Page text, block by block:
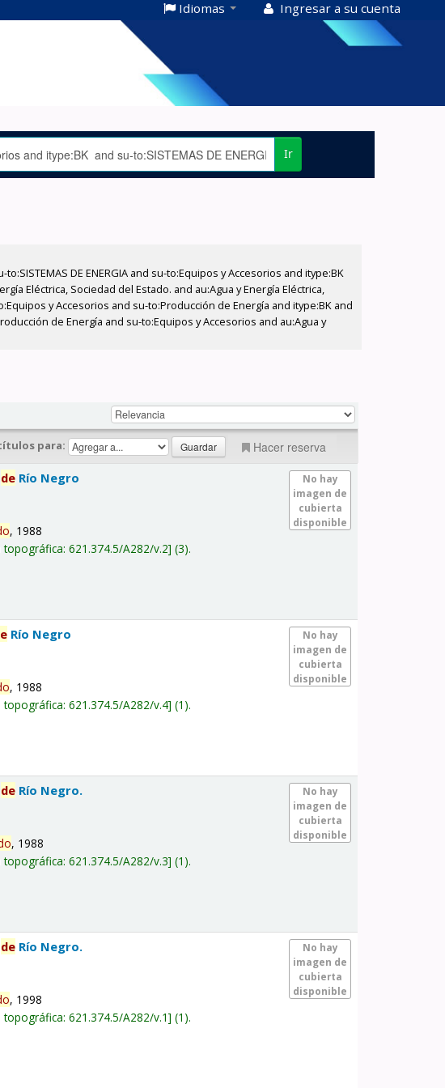
Idiomas Ingresar a su cuenta
Ir
DE ENERGIA and su-to:Equipos y Accesorios and itype:BK
Eléctrica, Sociedad del Estado. and au:Agua y Energía Eléctrica,
y Accesorios and su-to:Producción de Energía and itype:BK and
de Energía and su-to:Equipos y Accesorios and au:Agua y
para: Hacer reserva
No hay
imagen de
cubierta
disponible
de Río Negro
, 1988
topográfica:621.374.5/A282/v.2 (3).
No hay
imagen de
cubierta
disponible
Río Negro
, 1988
topográfica:621.374.5/A282/v.4 (1).
No hay
imagen de
cubierta
disponible
de Río Negro.
, 1988
topográfica:621.374.5/A282/v.3 (1).
No hay
imagen de
cubierta
disponible
de Río Negro.
, 1998
topográfica:621.374.5/A282/v.1 (1).